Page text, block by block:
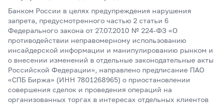
Банком России в целях предупреждения нарушения
запрета, предусмотренного частью 2 статьи 6
Федерального закона от 27.07.2010 № 224-ФЗ «О
противодействии неправомерному использованию
инсайдерской информации и манипулированию рынком и
о внесении изменений в отдельные законодательные акты
Российской Федерации», направлено предписание ПАО
«СПБ Биржа» (ИНН 7801268965) о приостановлении
совершения сделок и проведения операций на
организованных торгах в интересах отдельных клиентов